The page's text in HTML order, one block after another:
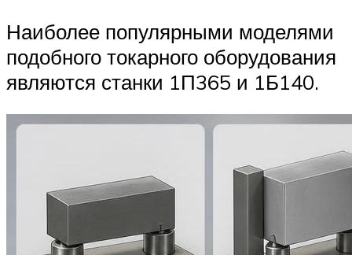
Наиболее популярными моделями
подобного токарного оборудования
являются станки 1П365 и 1Б140.